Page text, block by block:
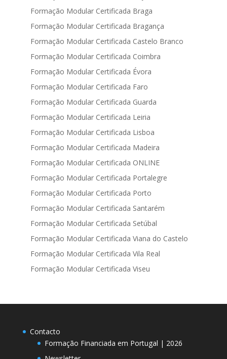
Formação Modular Certificada Braga
Formação Modular Certificada Bragança
Formação Modular Certificada Castelo Branco
Formação Modular Certificada Coimbra
Formação Modular Certificada Évora
Formação Modular Certificada Faro
Formação Modular Certificada Guarda
Formação Modular Certificada Leiria
Formação Modular Certificada Lisboa
Formação Modular Certificada Madeira
Formação Modular Certificada ONLINE
Formação Modular Certificada Portalegre
Formação Modular Certificada Porto
Formação Modular Certificada Santarém
Formação Modular Certificada Setúbal
Formação Modular Certificada Viana do Castelo
Formação Modular Certificada Vila Real
Formação Modular Certificada Viseu
Contacto
Formação Financiada em Portugal | 2026